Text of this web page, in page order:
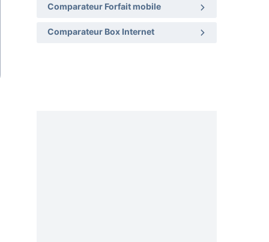
Comparateur Forfait mobile
Comparateur Box Internet